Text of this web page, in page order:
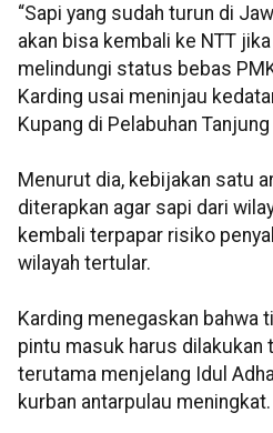
“Sapi yang sudah turun di
akan bisa kembali ke NTT
melindungi status bebas
Karding usai meninjau
Kupang di Pelabuhan
Menurut dia, kebijakan satu
diterapkan agar sapi dari
kembali terpapar risiko
wilayah tertular.
Karding menegaskan bahwa
pintu masuk harus dilakukan
terutama menjelang Idul
kurban antarpulau meningkat.